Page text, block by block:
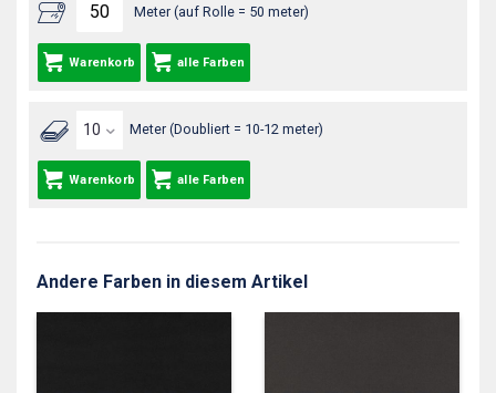
Meter (auf Rolle = 50 meter)
Warenkorb alle Farben
Meter (Doubliert = 10-12 meter)
Warenkorb alle Farben
Andere Farben in diesem Artikel